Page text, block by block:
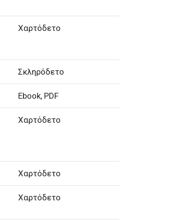
Χαρτόδετο
Σκληρόδετο
Ebook, PDF
Χαρτόδετο
Χαρτόδετο
Χαρτόδετο